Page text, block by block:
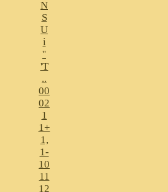
N
S
U
i
''
'T
..
00
02
1
1+
1,
1-
10
11
12